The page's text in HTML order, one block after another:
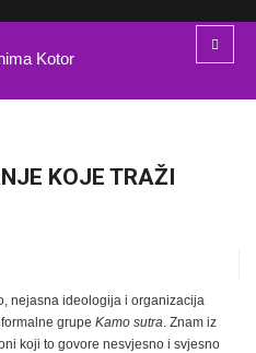
Kotor
KOJE TRAŽI
nejasna ideologija i organizacija
grupe Kamo sutra. Znam iz
koji to govore nesvjesno i svjesno